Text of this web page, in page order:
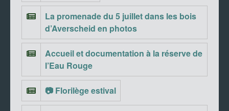
La promenade du 5 juillet dans les bois
d’Averscheid en photos
Accueil et documentation à la réserve de
l’Eau Rouge
📷 Florilège estival